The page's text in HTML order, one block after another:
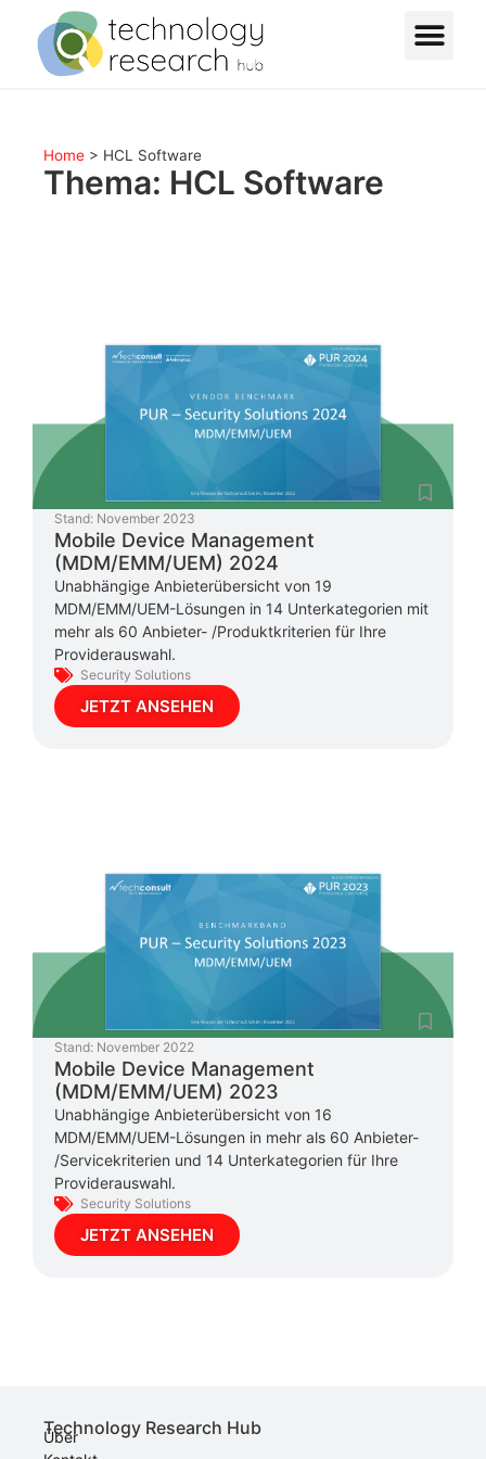
Home > HCL Software
Thema: HCL Software
Stand: November 2023
Mobile Device Management
(MDM/EMM/UEM) 2024
Unabhängige Anbieterübersicht von 19
MDM/EMM/UEM-Lösungen in 14 Unterkategorien mit
mehr als 60 Anbieter- /Produktkriterien für Ihre
Providerauswahl.
Security Solutions
JETZT ANSEHEN
Stand: November 2022
Mobile Device Management
(MDM/EMM/UEM) 2023
Unabhängige Anbieterübersicht von 16
MDM/EMM/UEM-Lösungen in mehr als 60 Anbieter-
/Servicekriterien und 14 Unterkategorien für Ihre
Providerauswahl.
Security Solutions
JETZT ANSEHEN
Technology Research Hub
Über